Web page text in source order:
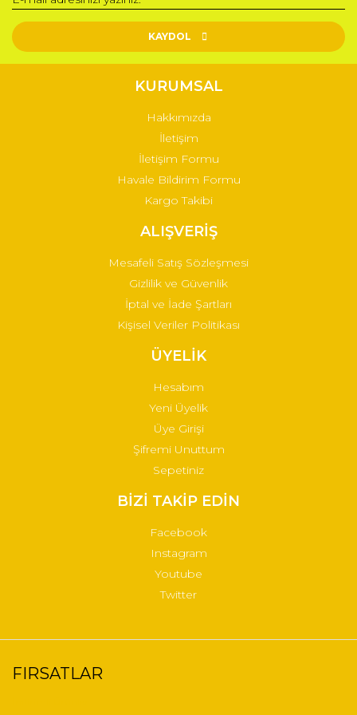
Ürün fiyatı diğer sitelerden daha pahalı.
Bu ürüne benzer farklı alternatifler olmalı.
Gönder
KAYDOL
KURUMSAL
Hakkımızda
İletişim
İletişim Formu
Havale Bildirim Formu
Kargo Takibi
ALIŞVERİŞ
Mesafeli Satış Sözleşmesi
Gizlilik ve Güvenlik
İptal ve İade Şartları
Kişisel Veriler Politikası
ÜYELİK
Hesabım
Yeni Üyelik
Üye Girişi
Şifremi Unuttum
Sepetiniz
BİZİ TAKİP EDİN
Facebook
Instagram
Youtube
Twitter
FIRSATLAR